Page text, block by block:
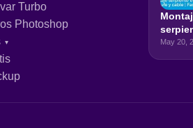
Turbo
Photoshop
May 20,